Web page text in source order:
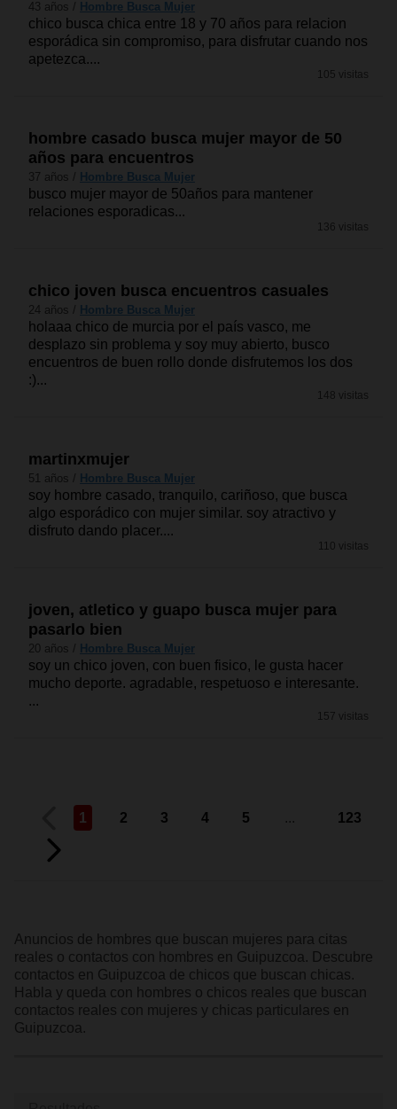
43 años / Hombre Busca Mujer
chico busca chica entre 18 y 70 años para relacion
esporádica sin compromiso, para disfrutar cuando nos
apetezca....
105 visitas
hombre casado busca mujer mayor de 50
años para encuentros
37 años / Hombre Busca Mujer
busco mujer mayor de 50años para mantener
relaciones esporadicas...
136 visitas
chico joven busca encuentros casuales
24 años / Hombre Busca Mujer
holaaa chico de murcia por el país vasco, me
desplazo sin problema y soy muy abierto, busco
encuentros de buen rollo donde disfrutemos los dos
:)...
148 visitas
martinxmujer
51 años / Hombre Busca Mujer
soy hombre casado, tranquilo, cariñoso, que busca
algo esporádico con mujer similar. soy atractivo y
disfruto dando placer....
110 visitas
joven, atletico y guapo busca mujer para
pasarlo bien
20 años / Hombre Busca Mujer
soy un chico joven, con buen fisico, le gusta hacer
mucho deporte. agradable, respetuoso e interesante.
...
157 visitas
1 2 3 4 5 ... 123
Anuncios de hombres que buscan mujeres para citas
reales o contactos con hombres en Guipuzcoa. Descubre
contactos en Guipuzcoa de chicos que buscan chicas.
Habla y queda con hombres o chicos reales que buscan
contactos reales con mujeres y chicas particulares en
Guipuzcoa.